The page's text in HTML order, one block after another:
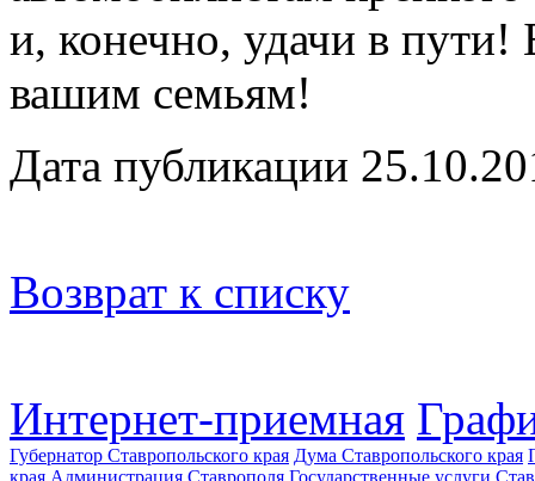
и, конечно, удачи в пути!
вашим семьям!
Дата публикации
Возврат к списку
Интернет-приемная
Губернатор Ставропольского края Дума Ставропольского края
края Администрация Ставрополя Государственные услуги